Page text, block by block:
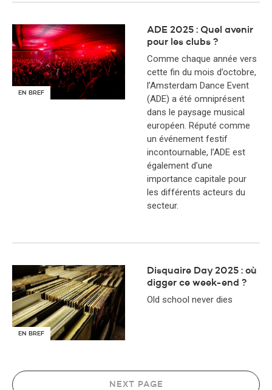
EN BREF
ADE 2025 : Quel avenir
pour les clubs ?
Comme chaque année vers
cette fin du mois d’octobre,
l’Amsterdam Dance Event
(ADE) a été omniprésent
dans le paysage musical
européen. Réputé comme
un événement festif
incontournable, l’ADE est
également d’une
importance capitale pour
les différents acteurs du
secteur.
EN BREF
Disquaire Day 2025 : où
digger ce week-end ?
Old school never dies
NEXT PAGE